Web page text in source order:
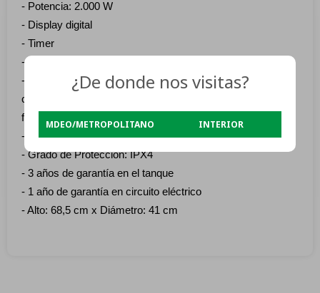
- Potencia: 2.000 W
- Display digital
- Timer
- Función: Eco Smart, Estándar
- Función de Seguridad: Protección por sobre
calentamiento, Anti secado y Detección de
fallas
- Ajuste de Temperatura de 30 a 75°
- Grado de Protección: IPX4
- 3 años de garantía en el tanque
- 1 año de garantía en circuito eléctrico
- Alto: 68,5 cm x Diámetro: 41 cm
¿De donde nos visitas?
MDEO/METROPOLITANO INTERIOR